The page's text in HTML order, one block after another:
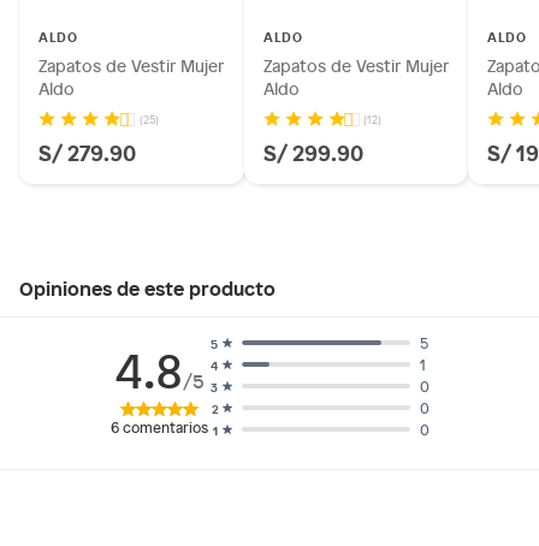
ALDO
Zapatos de Vestir Mujer
Aldo
(25)
S/ 279.90
ALDO
Zapatos de Vestir Mujer
Aldo
(12)
S/ 299.90
ALDO
Aldo
S/
Opiniones de este producto
4.8/5
6 comentarios 1 0
2 0
3 0
4 1
5 5